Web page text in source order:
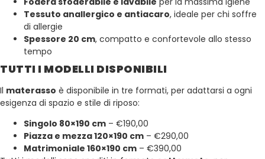
Tessuto anallergico e antiacaro, ideale per chi soffre
di allergie
Spessore 20 cm, compatto e confortevole allo stesso
tempo
TUTTI I MODELLI DISPONIBILI
Il materasso è disponibile in tre formati, per adattarsi a ogni
esigenza di spazio e stile di riposo:
Singolo 80×190 cm – €190,00
Piazza e mezza 120×190 cm – €290,00
Matrimoniale 160×190 cm – €390,00